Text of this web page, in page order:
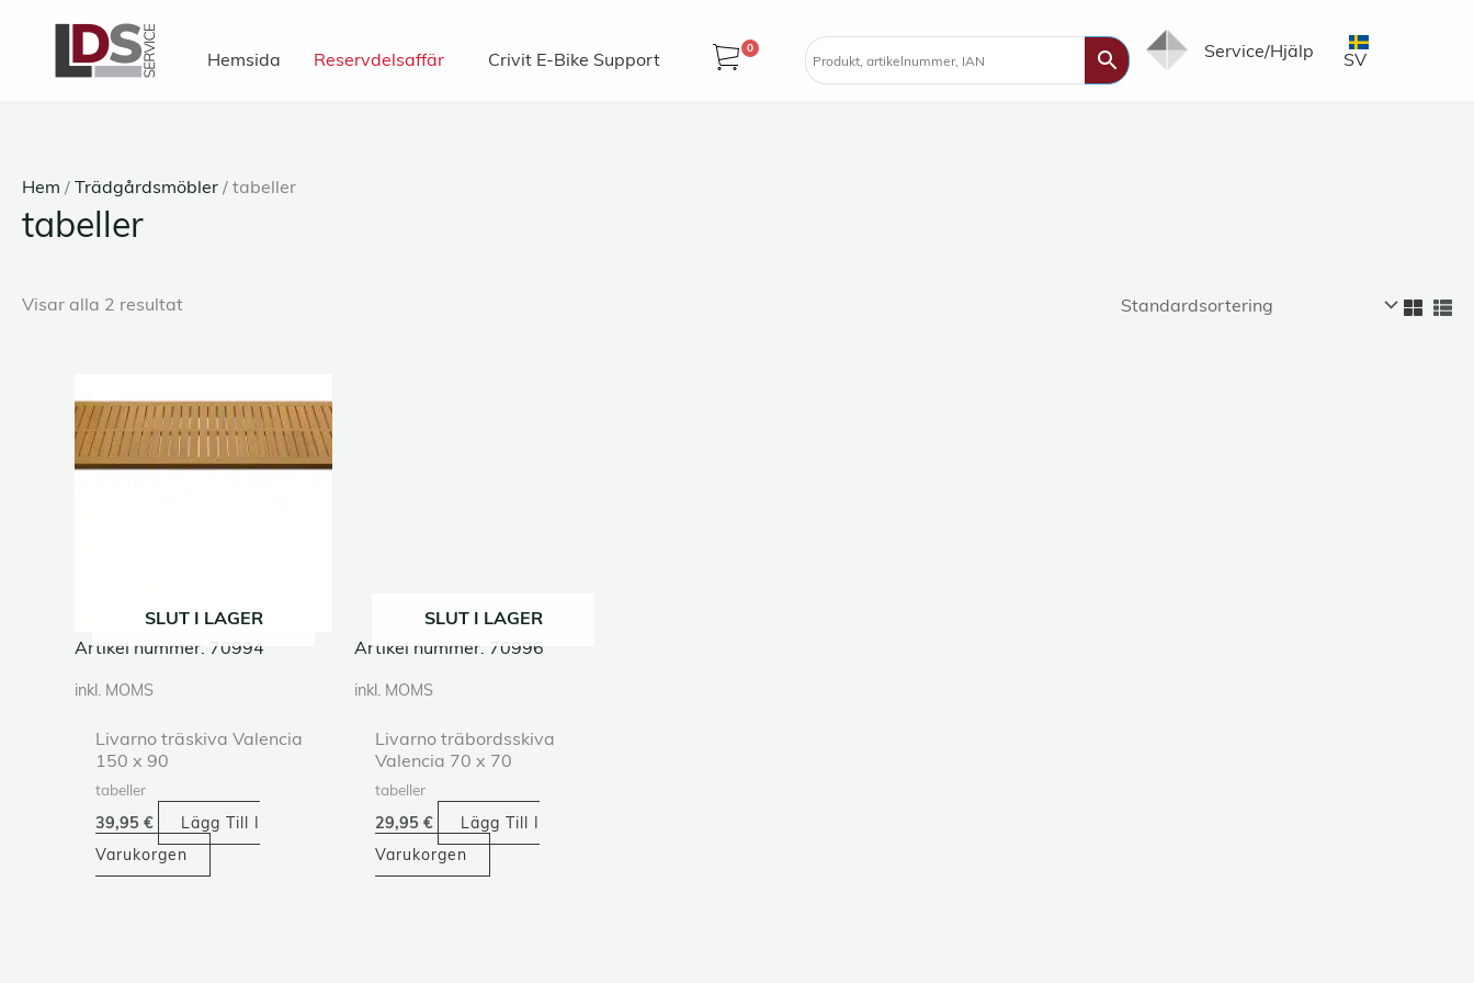
innehåll
Hemsida Reservdelsaffär Crivit E-Bike Support
0 Service/Hjälp SV
Hem / Trädgårdsmöbler / tabeller
tabeller
Visar alla 2 resultat
SLUT I LAGER
Artikel nummer. 70994
inkl. MOMS
Livarno träskiva Valencia
150 x 90
tabeller
39,95€
Lägg Till I
Varukorgen
SLUT I LAGER
Artikel nummer. 70996
inkl. MOMS
Livarno träbordsskiva
Valencia 70 x 70
tabeller
29,95€
Lägg Till I
Varukorgen